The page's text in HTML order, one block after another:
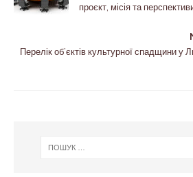
проєкт, місія та
Перелік об’єктів культурної спадщини у